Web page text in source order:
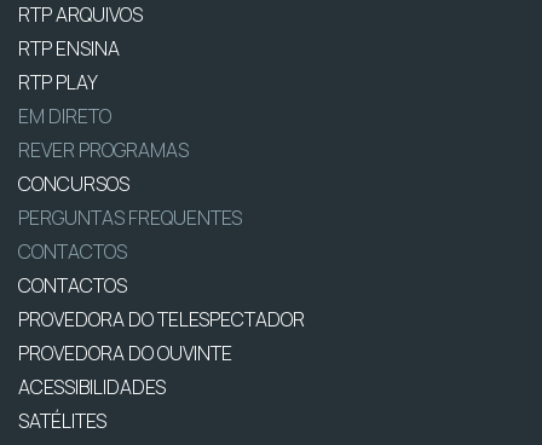
RTP ARQUIVOS
RTP ENSINA
RTP PLAY
EM DIRETO
REVER PROGRAMAS
CONCURSOS
PERGUNTAS FREQUENTES
CONTACTOS
CONTACTOS
PROVEDORA DO TELESPECTADOR
PROVEDORA DO OUVINTE
ACESSIBILIDADES
SATÉLITES